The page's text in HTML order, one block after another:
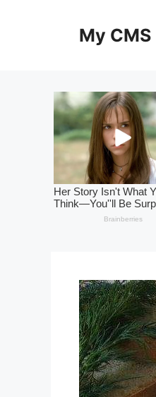
My CMS